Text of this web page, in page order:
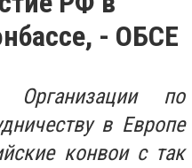
- ОБСЕ
по
в Европе
конвои с так